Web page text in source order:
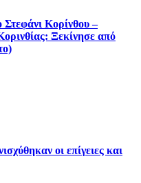
Κορίνθου –
Ξεκίνησε από
οι επίγειες και